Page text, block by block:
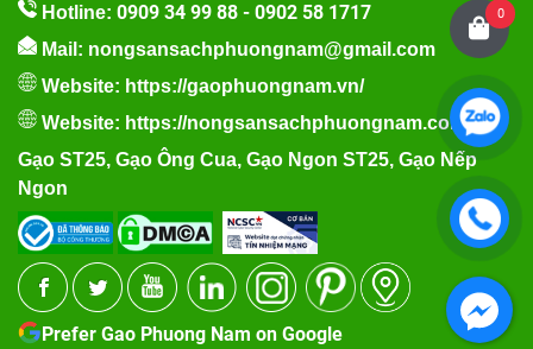
Hotline: 0909 34 99 88 - 0902 58 1717
Mail: nongsansachphuongnam@gmail.com
Website: https://gaophuongnam.vn/
Website: https://nongsansachphuongnam.com
Gạo ST25, Gạo Ông Cua, Gạo Ngon ST25, Gạo Nếp
Ngon
Prefer Gao Phuong Nam on Google
0